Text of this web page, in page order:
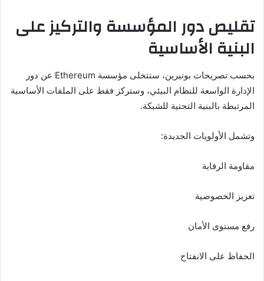
تقليص دور المؤسسة والتركيز على
البنية الأساسية
بحسب تصريحات بوتيرين، ستتخلى مؤسسة Ethereum عن دور
الإدارة الواسعة للنظام البيئي، وستركز فقط على الملفات الأساسية
المرتبطة بالبنية التحتية للشبكة.
وتشمل الأولويات الجديدة:
مقاومة الرقابة
تعزيز الخصوصية
رفع مستوى الأمان
الحفاظ على الانفتاح